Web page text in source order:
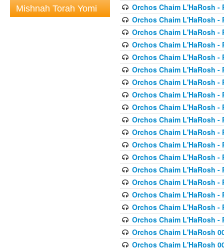
Mishnah Torah Yomi
Orchos Chaim L'HaRosh -
Orchos Chaim L'HaRosh -
Orchos Chaim L'HaRosh -
Orchos Chaim L'HaRosh -
Orchos Chaim L'HaRosh -
Orchos Chaim L'HaRosh -
Orchos Chaim L'HaRosh -
Orchos Chaim L'HaRosh -
Orchos Chaim L'HaRosh -
Orchos Chaim L'HaRosh -
Orchos Chaim L'HaRosh -
Orchos Chaim L'HaRosh -
Orchos Chaim L'HaRosh -
Orchos Chaim L'HaRosh -
Orchos Chaim L'HaRosh -
Orchos Chaim L'HaRosh -
Orchos Chaim L'HaRosh -
Orchos Chaim L'HaRosh -
Orchos Chaim L'HaRosh
Orchos Chaim L'HaRosh